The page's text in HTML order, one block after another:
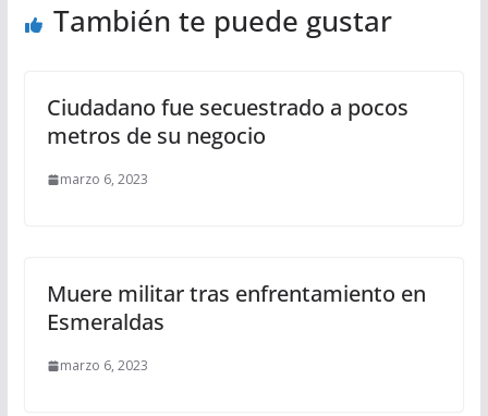
También te puede gustar
Ciudadano fue secuestrado a pocos
metros de su negocio
marzo 6, 2023
Muere militar tras enfrentamiento en
Esmeraldas
marzo 6, 2023